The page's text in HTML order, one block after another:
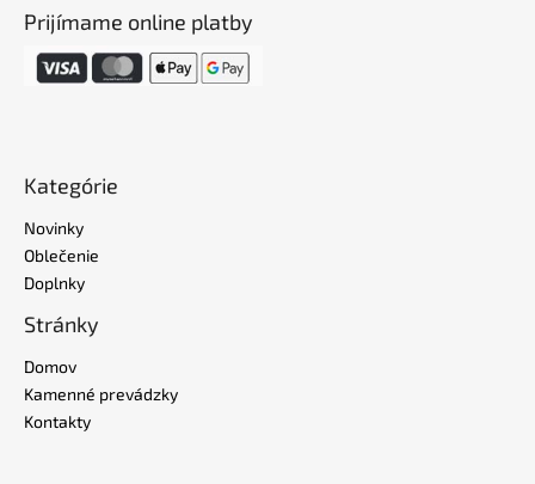
Prijímame online platby
Kategórie
Novinky
Oblečenie
Doplnky
Stránky
Domov
Kamenné prevádzky
Kontakty